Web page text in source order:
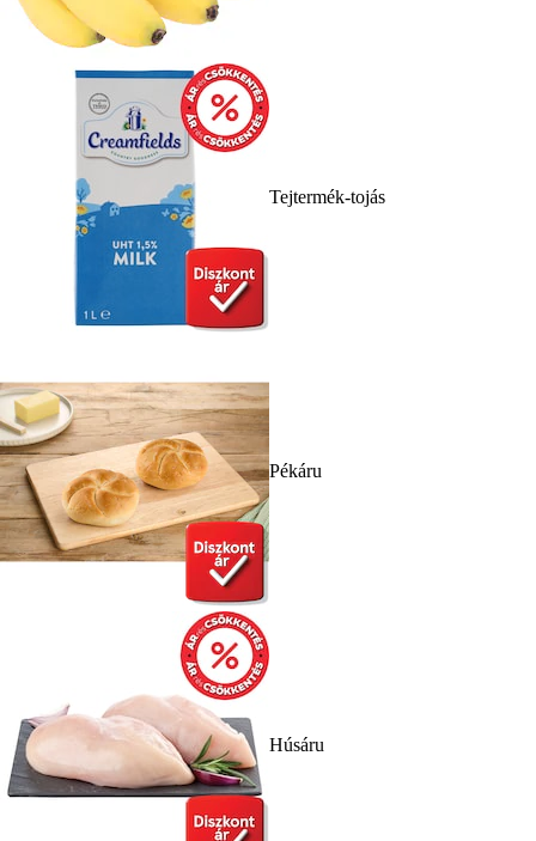
Tejtermék-tojás
Pékáru
Húsáru